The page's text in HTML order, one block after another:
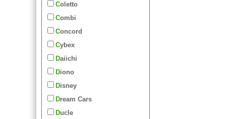
Coletto
Combi
Concord
Cybex
Daiichi
Diono
Disney
Dream Cars
Ducle